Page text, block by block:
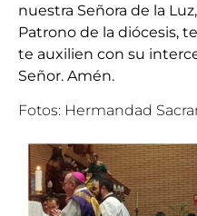
nuestra Señora de la
Patrono de la diócesis,
te auxilien con su
Señor. Amén.
Fotos: Hermandad